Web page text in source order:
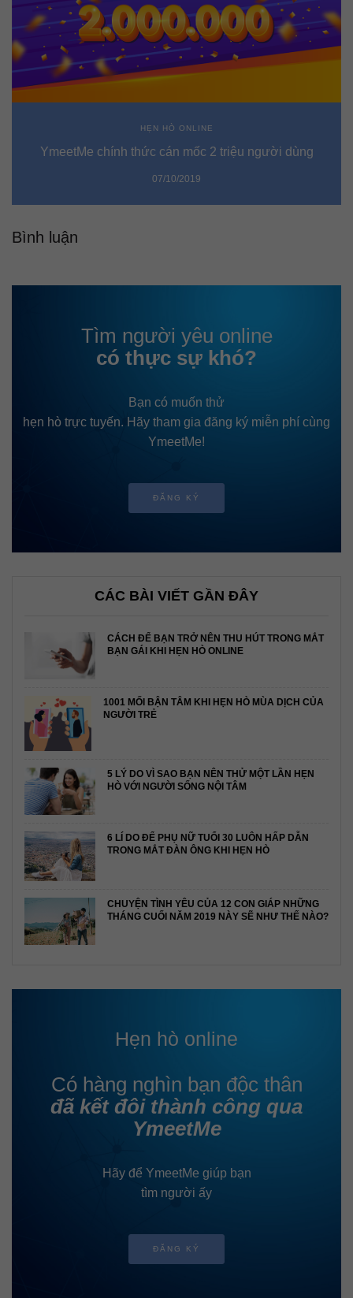
HẸN HÒ ONLINE
YmeetMe chính thức cán mốc 2 triệu người dùng
07/10/2019
Bình luận
Tìm người yêu online
có thực sự khó?
Bạn có muốn thử
hẹn hò trực tuyến. Hãy tham gia đăng ký miễn phí cùng
YmeetMe!
ĐĂNG KÝ
CÁC BÀI VIẾT GẦN ĐÂY
CÁCH ĐỂ BẠN TRỞ NÊN THU HÚT TRONG MẮT
BẠN GÁI KHI HẸN HÒ ONLINE
1001 MỐI BẬN TÂM KHI HẸN HÒ MÙA DỊCH CỦA
NGƯỜI TRẺ
5 LÝ DO VÌ SAO BẠN NÊN THỬ MỘT LẦN HẸN
HÒ VỚI NGƯỜI SỐNG NỘI TÂM
6 LÍ DO ĐỂ PHỤ NỮ TUỔI 30 LUÔN HẤP DẪN
TRONG MẮT ĐÀN ÔNG KHI HẸN HÒ
CHUYỆN TÌNH YÊU CỦA 12 CON GIÁP NHỮNG
THÁNG CUỐI NĂM 2019 NÀY SẼ NHƯ THẾ NÀO?
Hẹn hò online
Có hàng nghìn bạn độc thân
đã kết đôi thành công qua
YmeetMe
Hãy để YmeetMe giúp bạn
tìm người ấy
ĐĂNG KÝ